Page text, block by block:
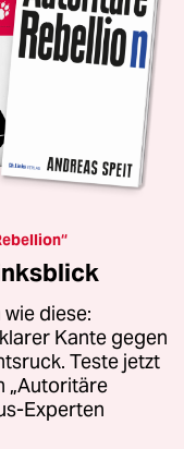
diese:
Kante gegen
Teste jetzt
„Autoritäre
Experten